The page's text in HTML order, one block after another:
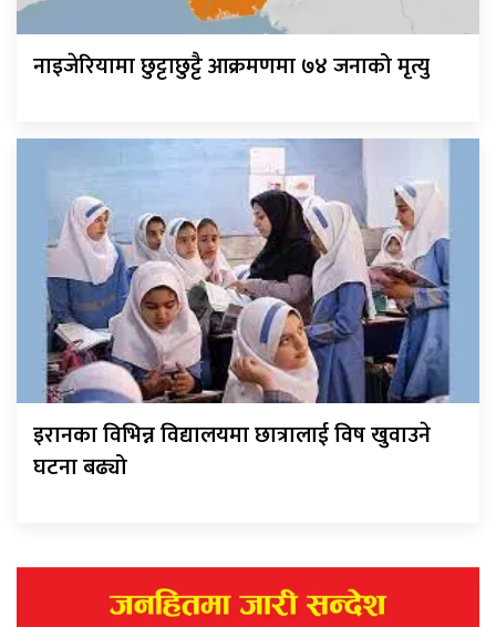
नाइजेरियामा छुट्टाछुट्टै आक्रमणमा ७४ जनाको मृत्यु
इरानका विभिन्न विद्यालयमा छात्रालाई विष खुवाउने
घटना बढ्यो